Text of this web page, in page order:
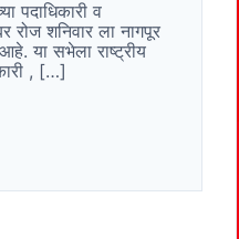
पदाधिकारी व
रोज शनिवार ला नागपूर
या सभेला राष्ट्रीय
, […]